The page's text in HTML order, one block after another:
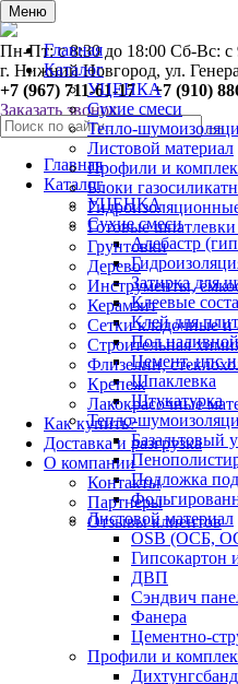
Меню
Главная
Каталог
УЦЕНКА
Сухие смеси
Тепло-
Листовой материал
Профили и
Блоки
Готовые
Грунтовки
Дерево
Инструменты,
Керамзит
Сетки кладочные и
Строительная
Флизелин,
Крепеж
Лакокрасочные
Как купить?
Доставка и разгрузка
О компании
Контакты
Партнеры
Отзывы клиентов
0
Пн-Пт: с 8:30 до 18:00 Сб-Вс: с
г. Нижний Новгород, ул.
+7 (967) 711-61-17 +7 (910)
Заказать звонок
Главная
Каталог
УЦЕНКА
Сухие смеси
Алебастр
Затирка для
Клеевые
Клей для
Пол
Цемент, цпс и
Шпаклевка
Штукатурка
Тепло-
Базальтовый
Подложка
Листовой материал
OSB (ОСБ,
ДВП
Сэндвич
Фанера
Цементно-
Профили и
Дихтунгсбанд